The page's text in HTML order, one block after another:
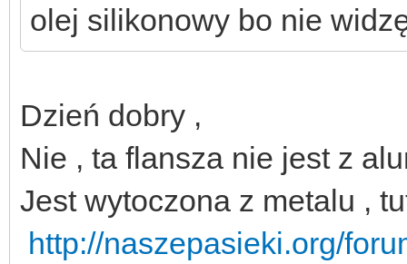
olej silikonowy bo nie
Dzień dobry ,
Nie , ta flansza nie jest z
Jest wytoczona z metalu ,
http://naszepasieki.org/